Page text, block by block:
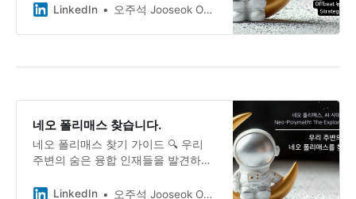
녕하세요, 네오 폴리매스 커뮤니티 여
해드리려고 합니다. 글쓰기와 AI 사고
다른 영역들을 자연스럽게 넘나들며
는 신일애님을 만나보았습니다.
LinkedIn 오주석 Jooseok Oh, DBA, Ph.D.
네오 폴리매스 찾습니다.
네오 폴리매스 찾기 가이드 🔍 우리
주변의 숨은 융합 인재들을 발견하는
였지? 레오나르도 다빈치 같은 르네
LinkedIn 오주석 Jooseok Oh, DBA, Ph.D.